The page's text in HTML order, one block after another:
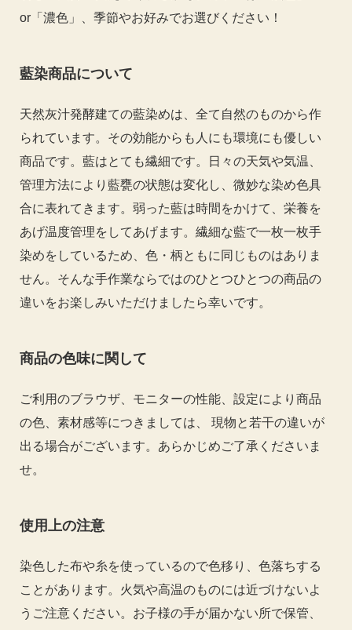
or「濃色」、季節やお好みでお選びください！
藍染商品について
天然灰汁発酵建ての藍染めは、全て自然のものから作
られています。その効能からも人にも環境にも優しい
商品です。藍はとても繊細です。日々の天気や気温、
管理方法により藍甕の状態は変化し、微妙な染め色具
合に表れてきます。弱った藍は時間をかけて、栄養を
あげ温度管理をしてあげます。繊細な藍で一枚一枚手
染めをしているため、色・柄ともに同じものはありま
せん。そんな手作業ならではのひとつひとつの商品の
違いをお楽しみいただけましたら幸いです。
商品の色味に関して
ご利用のブラウザ、モニターの性能、設定により商品
の色、素材感等につきましては、 現物と若干の違いが
出る場合がございます。あらかじめご了承くださいま
せ。
使用上の注意
染色した布や糸を使っているので色移り、色落ちする
ことがあります。火気や高温のものには近づけないよ
うご注意ください。お子様の手が届かない所で保管、